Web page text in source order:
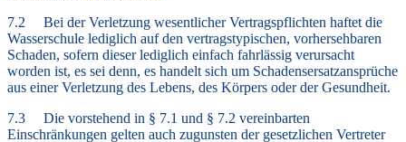
7.2 Bei der Verletzung wesentlicher Vertragspflichten haftet die
Wasserschule lediglich auf den vertragstypischen, vorhersehbaren
Schaden, sofern dieser lediglich einfach fahrlässig verursacht
worden ist, es sei denn, es handelt sich um Schadensersatzansprüche
aus einer Verletzung des Lebens, des Körpers oder der Gesundheit.
7.3 Die vorstehend in § 7.1 und § 7.2 vereinbarten
Einschränkungen gelten auch zugunsten der gesetzlichen Vertreter